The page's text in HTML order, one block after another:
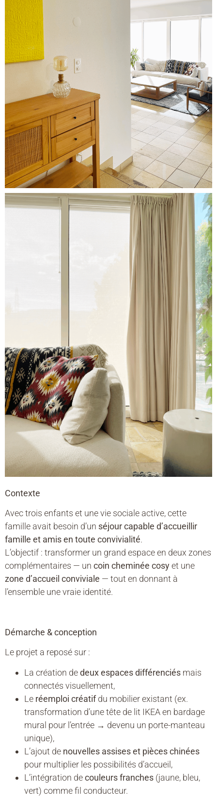
Contexte
Avec trois enfants et une vie sociale active, cette
famille avait besoin d’un séjour capable d’accueillir
famille et amis en toute convivialité.
L’objectif : transformer un grand espace en deux zones
complémentaires — un coin cheminée cosyet une
zone d’accueil conviviale — tout en donnant à
l’ensemble une vraie identité.
Démarche & conception
Le projet a reposé sur :
La création dedeux espaces différenciés mais
connectés visuellement,
Le réemploi créatifdu mobilier existant (ex.
transformation d’une tête de lit IKEA en bardage
mural pour l’entrée → devenu un porte-manteau
unique),
L’ajout de nouvelles assises et pièces chinées
pour multiplier les possibilités d’accueil,
L’intégration decouleurs franches (jaune, bleu,
vert) comme fil conducteur.